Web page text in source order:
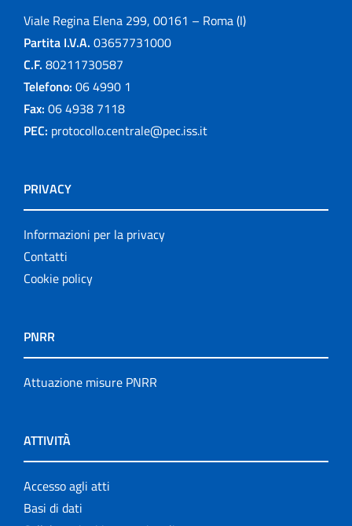
Viale Regina Elena 299, 00161 – Roma (I)
Partita I.V.A. 03657731000
C.F. 80211730587
Telefono: 06 4990 1
Fax: 06 4938 7118
PEC: protocollo.centrale@pec.iss.it
PRIVACY
Informazioni per la privacy
Contatti
Cookie policy
PNRR
Attuazione misure PNRR
ATTIVITÀ
Accesso agli atti
Basi di dati